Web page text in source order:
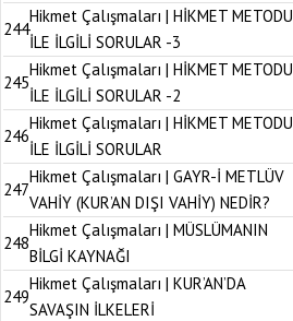
244
Hikmet Çalışmaları | HİKMET METODU
İLE İLGİLİ SORULAR -3
245
Hikmet Çalışmaları | HİKMET METODU
İLE İLGİLİ SORULAR -2
246
Hikmet Çalışmaları | HİKMET METODU
İLE İLGİLİ SORULAR
247
Hikmet Çalışmaları | GAYR-İ METLÜV
VAHİY (KUR’AN DIŞI VAHİY) NEDİR?
248
Hikmet Çalışmaları | MÜSLÜMANIN
BİLGİ KAYNAĞI
249
Hikmet Çalışmaları | KUR’AN’DA
SAVAŞIN İLKELERİ